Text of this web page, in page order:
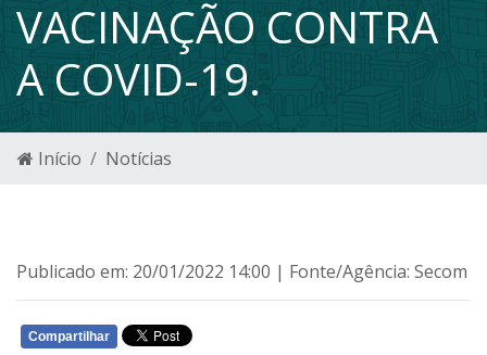
VACINAÇÃO CONTRA
A COVID-19.
Início Notícias
Publicado em: 20/01/2022 14:00 | Fonte/Agência: Secom
Compartilhar